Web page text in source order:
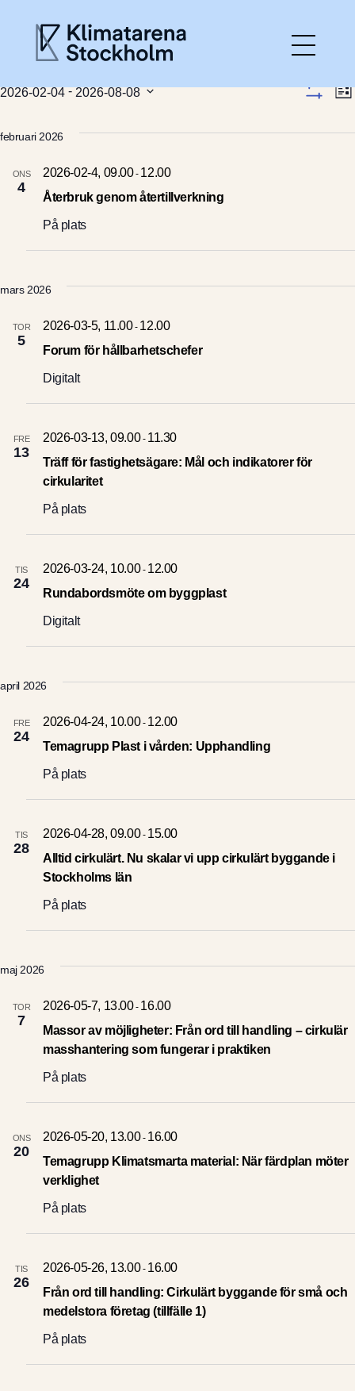
Aktuellt
Gå med
För deltagare
Ett initiativ av
Händelser
Vy-
S
L
s
2026-02-04 - 2026-08-08
februari 2026
ONS
4
Återbruk genom återtillverkning
2026-02-4, 09.00- 12.00
På plats
mars 2026
TOR
5
Forum för hållbarhetschefer
2026-03-5, 11.00- 12.00
Digitalt
FRE
13
Träff för fastighetsägare: Mål och indikatorer för
cirkularitet
2026-03-13, 09.00- 11.30
På plats
TIS
24
Rundabordsmöte om byggplast
2026-03-24, 10.00- 12.00
Digitalt
april 2026
FRE
24
Temagrupp Plast i vården: Upphandling
2026-04-24, 10.00- 12.00
På plats
TIS
28
Alltid cirkulärt. Nu skalar vi upp cirkulärt byggande i
Stockholms län
2026-04-28, 09.00- 15.00
På plats
maj 2026
TOR
7
Massor av möjligheter: Från ord till handling – cirkulär
masshantering som fungerar i praktiken
2026-05-7, 13.00- 16.00
På plats
ONS
20
Temagrupp Klimatsmarta material: När färdplan möter
verklighet
2026-05-20, 13.00- 16.00
På plats
TIS
26
Från ord till handling: Cirkulärt byggande för små och
medelstora företag (tillfälle 1)
2026-05-26, 13.00- 16.00
På plats